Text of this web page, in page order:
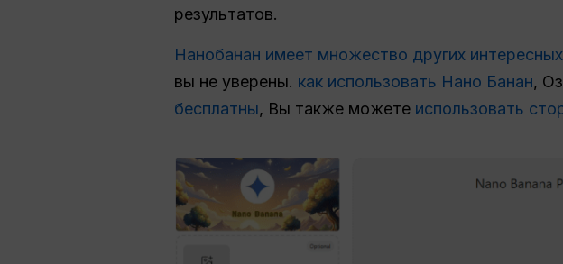
результатов.
Нанобанан имеет множество других
вы не уверены. как использовать Нано Банан,
бесплатны, Вы также можете использовать